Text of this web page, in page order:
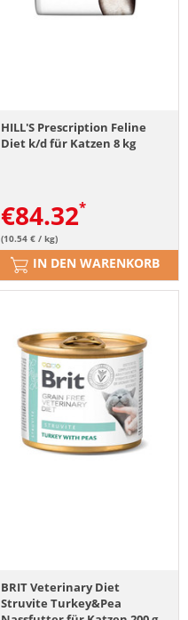
HILL'S Prescription Feline
Diet k/d für Katzen 8 kg
€84.32
(10.54 € / kg)
IN DEN WARENKORB
BRIT Veterinary Diet
Struvite Turkey&Pea